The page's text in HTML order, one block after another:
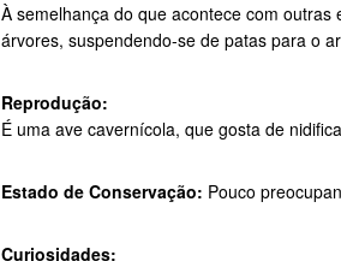
À semelhança do que acontece com
árvores, suspendendo-se de patas para o
Reprodução:
É uma ave cavernícola, que gosta de
Estado de Conservação: Pouco
Curiosidades: